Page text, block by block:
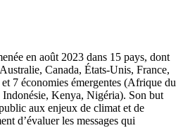
en août 2023 dans 15 pays, dont
Canada, États-Unis, France,
7 économies émergentes (Afrique du
Kenya, Nigéria). Son but
aux enjeux de climat et de
d’évaluer les messages qui